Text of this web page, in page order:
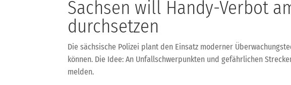
Sachsen will Handy-Verbot
durchsetzen
Die sächsische Polizei plant den Einsatz moderner
können. Die Idee: An Unfallschwerpunkten und gefährlichen
melden.